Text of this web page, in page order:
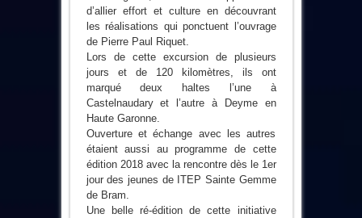
d’allier effort et culture en découvrant
les réalisations qui ponctuent l’ouvrage
de Pierre Paul Riquet.
Lors de cette excursion de plusieurs
jours et de 120 kilomètres, ils ont
marqué deux haltes l’une à
Castelnaudary et l’autre à Deyme en
Haute Garonne.
Ouverture et échange avec les autres
étaient aussi au programme de cette
édition 2018 avec la rencontre dès le 1er
jour des jeunes de ITEP Sainte Gemme
de Bram.
Une belle ré-édition de cette initiative